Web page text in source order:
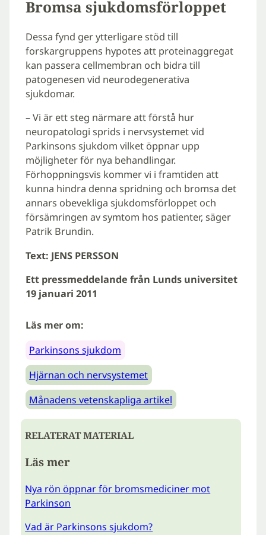
Bromsa sjukdomsförloppet
Dessa fynd ger ytterligare stöd till
forskargruppens hypotes att proteinaggregat
kan passera cellmembran och bidra till
patogenesen vid neurodegenerativa
sjukdomar.
– Vi är ett steg närmare att förstå hur
neuropatologi sprids i nervsystemet vid
Parkinsons sjukdom vilket öppnar upp
möjligheter för nya behandlingar.
Förhoppningsvis kommer vi i framtiden att
kunna hindra denna spridning och bromsa det
annars obevekliga sjukdomsförloppet och
försämringen av symtom hos patienter, säger
Patrik Brundin.
Text: JENS PERSSON
Ett pressmeddelande från Lunds universitet
19 januari 2011
Läs mer om:
Parkinsons sjukdom
Hjärnan och nervsystemet
Månadens vetenskapliga artikel
RELATERAT MATERIAL
Läs mer
Nya rön öppnar för bromsmediciner mot
Parkinson
Vad är Parkinsons sjukdom?